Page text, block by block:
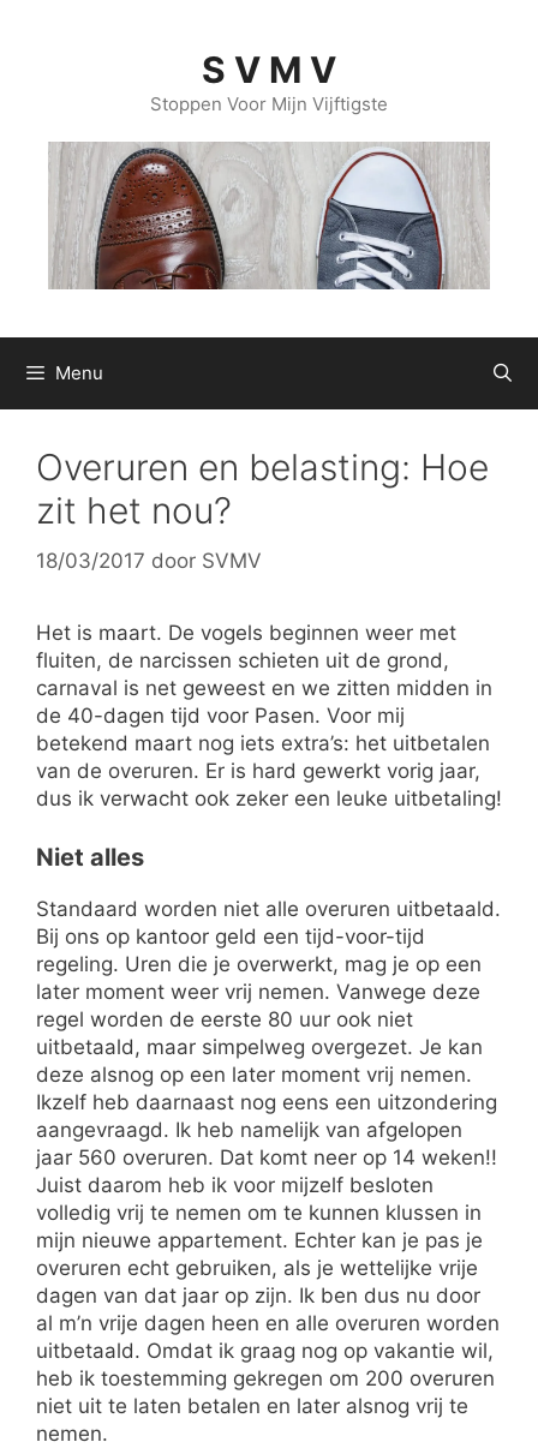
S V M V
Stoppen Voor Mijn Vijftigste
Menu
Overuren en belasting: Hoe
zit het nou?
18/03/2017 door SVMV
Het is maart. De vogels beginnen weer met
fluiten, de narcissen schieten uit de grond,
carnaval is net geweest en we zitten midden in
de 40-dagen tijd voor Pasen. Voor mij
betekend maart nog iets extra’s: het uitbetalen
van de overuren. Er is hard gewerkt vorig jaar,
dus ik verwacht ook zeker een leuke uitbetaling!
Niet alles
Standaard worden niet alle overuren uitbetaald.
Bij ons op kantoor geld een tijd-voor-tijd
regeling. Uren die je overwerkt, mag je op een
later moment weer vrij nemen. Vanwege deze
regel worden de eerste 80 uur ook niet
uitbetaald, maar simpelweg overgezet. Je kan
deze alsnog op een later moment vrij nemen.
Ikzelf heb daarnaast nog eens een uitzondering
aangevraagd. Ik heb namelijk van afgelopen
jaar 560 overuren. Dat komt neer op 14 weken!!
Juist daarom heb ik voor mijzelf besloten
volledig vrij te nemen om te kunnen klussen in
mijn nieuwe appartement. Echter kan je pas je
overuren echt gebruiken, als je wettelijke vrije
dagen van dat jaar op zijn. Ik ben dus nu door
al m’n vrije dagen heen en alle overuren worden
uitbetaald. Omdat ik graag nog op vakantie wil,
heb ik toestemming gekregen om 200 overuren
niet uit te laten betalen en later alsnog vrij te
nemen.